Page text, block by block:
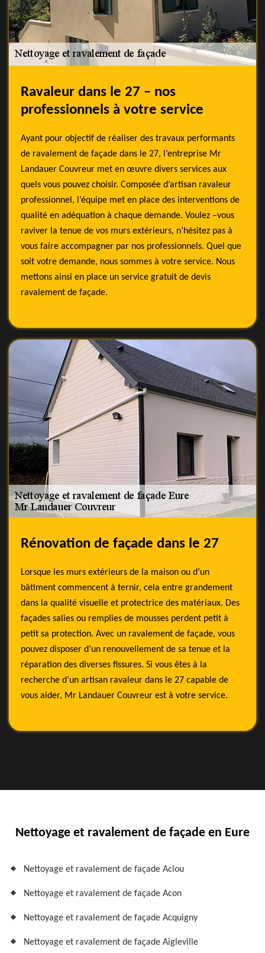
Ravaleur dans le 27 – nos
professionnels à votre service
Ayant pour objectif de réaliser des travaux performants
de ravalement de façade dans le 27, l’entreprise Mr
Landauer Couvreur met en œuvre divers services aux
quels vous pouvez choisir. Composée d’artisan ravaleur
professionnel, l’équipe met en place des interventions de
qualité en adéquation à chaque demande. Voulez –vous
raviver la tenue de vos murs extérieurs, n’hésitez pas à
vous faire accompagner par nos professionnels. Quel que
soit votre demande, nous sommes à votre service. Nous
mettons ainsi en place un service gratuit de devis
ravalement de façade.
Rénovation de façade dans le 27
Lorsque les murs extérieurs de la maison ou d’un
bâtiment commencent à ternir, cela entre grandement
dans la qualité visuelle et protectrice des matériaux. Des
façades salies ou remplies de mousses perdent petit à
petit sa protection. Avec un ravalement de façade, vous
pouvez disposer d’un renouvellement de sa tenue et la
réparation des diverses fissures. Si vous êtes à la
recherche d’un artisan ravaleur dans le 27 capable de
vous aider, Mr Landauer Couvreur est à votre service.
Nettoyage et ravalement de façade en Eure
Nettoyage et ravalement de façade Aclou
Nettoyage et ravalement de façade Acon
Nettoyage et ravalement de façade Acquigny
Nettoyage et ravalement de façade Aigleville